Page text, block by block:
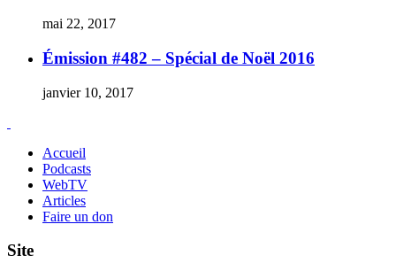
mai 22, 2017
Émission #482 – Spécial de Noël 2016
janvier 10, 2017
Accueil
Podcasts
WebTV
Articles
Faire un don
Site